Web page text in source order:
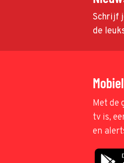
Schrijf
de
Met de
tv is,
en